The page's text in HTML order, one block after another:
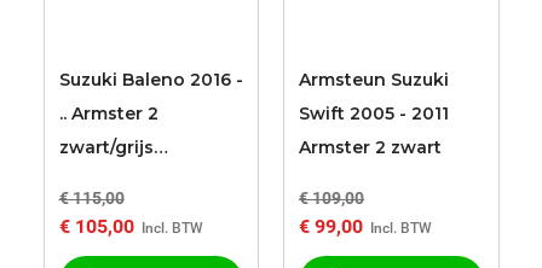
Suzuki Baleno 2016 -
.. Armster 2
zwart/grijs
€ 115,00
€ 105,00
Armsteun Suzuki
Swift 2005 - 2011
Armster 2 zwart
€ 109,00
€ 99,00